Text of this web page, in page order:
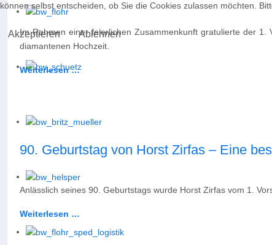
Im Rahmen einer feierlichen Zusammenkunft gratulierte der
diamantenen Hochzeit.
Weiterlesen …
90. Geburtstag von Horst Zirfas – Eine
Anlässlich seines 90. Geburtstags wurde Horst Zirfas vom 1.
Weiterlesen …
können selbst entscheiden, ob Sie die Cookies zulassen möchten.
Akzeptieren Ablehnen